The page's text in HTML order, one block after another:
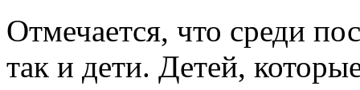
Отмечается, что среди
так и дети. Детей,